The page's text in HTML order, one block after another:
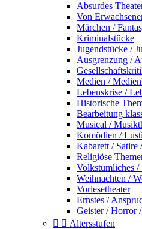
Absurdes
Von
Märchen /
Kriminalstücke
Jugendstücke /
Ausgrenzung /
Medien /
Lebenskrise /
Historische
Bearbeitung
Musical /
Komödien /
Kabarett / Satire
Religiöse
Volkstümliches /
Weihnachten /
Vorlesetheater
Ernstes /
Geister / Horror
  Altersstufen